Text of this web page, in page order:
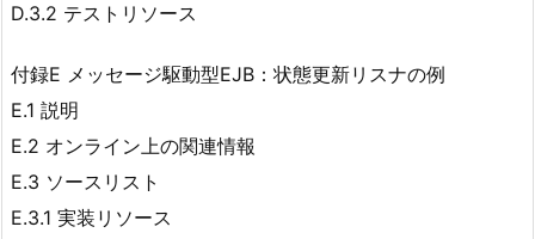
D.3.2 テストリソース
付録E メッセージ駆動型EJB：状態更新リスナの例
E.1 説明
E.2 オンライン上の関連情報
E.3 ソースリスト
E.3.1 実装リソース